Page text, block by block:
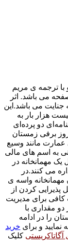
ترجمه ی مریم
می باشد. اثر
می باشد.این
هزار بار به
دو پرده‌ای
برفی زمستان
مانند وسیع
به اسم های مالی
مهمانخانه در
می کنند.در
واسه ی
کردن از
کافی برای مدیریت
دو مقداری با
را در ادامه
نمایید و برای خرید
کلیک